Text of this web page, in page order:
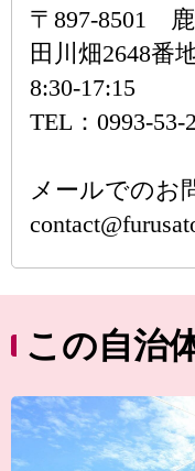
〒897-8501
田川畑2648番
8:30-17:15
TEL：0993-
メールでのお
この自治